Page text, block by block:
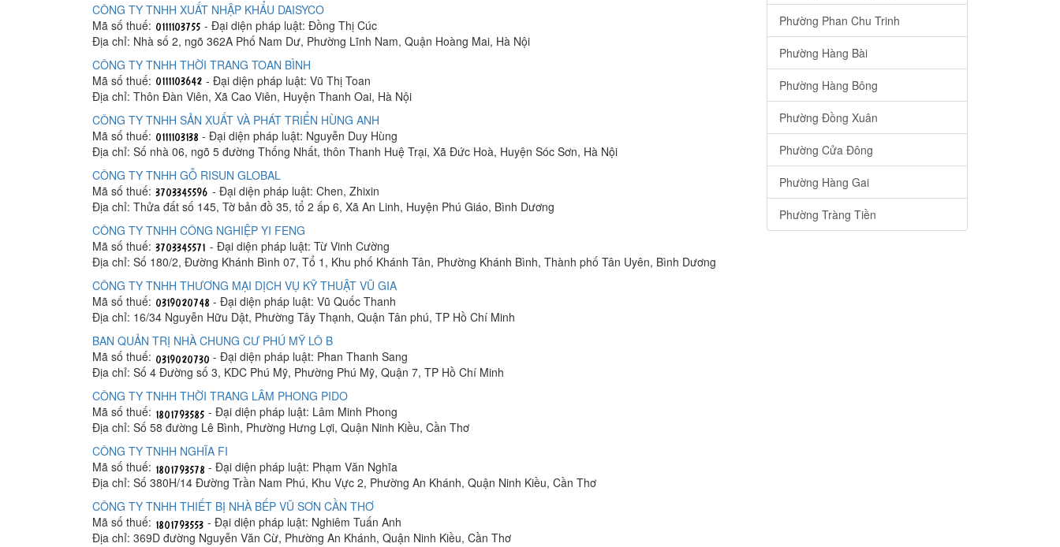
CÔNG TY TNHH XUẤT NHẬP KHẨU DAISYCO
Mã số thuế:
- Đại diện pháp luật: Đồng Thị Cúc
Địa chỉ: Nhà số 2, ngõ 362A Phố Nam Dư, Phường Lĩnh Nam, Quận Hoàng Mai, Hà Nội
CÔNG TY TNHH THỜI TRANG TOAN BÌNH
Mã số thuế:
- Đại diện pháp luật: Vũ Thị Toan
Địa chỉ: Thôn Đàn Viên, Xã Cao Viên, Huyện Thanh Oai, Hà Nội
CÔNG TY TNHH SẢN XUẤT VÀ PHÁT TRIỂN HÙNG ANH
Mã số thuế:
- Đại diện pháp luật: Nguyễn Duy Hùng
Địa chỉ: Số nhà 06, ngõ 5 đường Thống Nhất, thôn Thanh Huệ Trại, Xã Đức Hoà, Huyện Sóc Sơn, Hà Nội
CÔNG TY TNHH GỖ RISUN GLOBAL
Mã số thuế:
- Đại diện pháp luật: Chen, Zhixin
Địa chỉ: Thửa đất số 145, Tờ bản đồ 35, tổ 2 ấp 6, Xã An Linh, Huyện Phú Giáo, Bình Dương
CÔNG TY TNHH CÔNG NGHIỆP YI FENG
Mã số thuế:
- Đại diện pháp luật: Từ Vinh Cường
Địa chỉ: Số 180/2, Đường Khánh Bình 07, Tổ 1, Khu phố Khánh Tân, Phường Khánh Bình, Thành phố Tân Uyên, Bình Dương
CÔNG TY TNHH THƯƠNG MẠI DỊCH VỤ KỸ THUẬT VŨ GIA
Mã số thuế:
- Đại diện pháp luật: Vũ Quốc Thanh
Địa chỉ: 16/34 Nguyễn Hữu Dật, Phường Tây Thạnh, Quận Tân phú, TP Hồ Chí Minh
BAN QUẢN TRỊ NHÀ CHUNG CƯ PHÚ MỸ LÔ B
Mã số thuế:
- Đại diện pháp luật: Phan Thanh Sang
Địa chỉ: Số 4 Đường số 3, KDC Phú Mỹ, Phường Phú Mỹ, Quận 7, TP Hồ Chí Minh
CÔNG TY TNHH THỜI TRANG LÂM PHONG PIDO
Mã số thuế:
- Đại diện pháp luật: Lâm Minh Phong
Địa chỉ: Số 58 đường Lê Bình, Phường Hưng Lợi, Quận Ninh Kiều, Cần Thơ
CÔNG TY TNHH NGHĨA FI
Mã số thuế:
- Đại diện pháp luật: Phạm Văn Nghĩa
Địa chỉ: Số 380H/14 Đường Trần Nam Phú, Khu Vực 2, Phường An Khánh, Quận Ninh Kiều, Cần Thơ
CÔNG TY TNHH THIẾT BỊ NHÀ BẾP VŨ SƠN CẦN THƠ
Mã số thuế:
- Đại diện pháp luật: Nghiêm Tuấn Anh
Địa chỉ: 369D đường Nguyễn Văn Cừ, Phường An Khánh, Quận Ninh Kiều, Cần Thơ
Phường Phan Chu Trinh
Phường Hàng Bài
Phường Hàng Bông
Phường Đồng Xuân
Phường Cửa Đông
Phường Hàng Gai
Phường Tràng Tiền